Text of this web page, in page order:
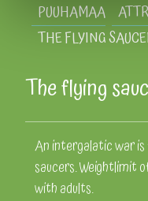
PUUHAMAA
THE FLYING
The flying
An intergalatic war
saucers. Weightlimit
with adults.